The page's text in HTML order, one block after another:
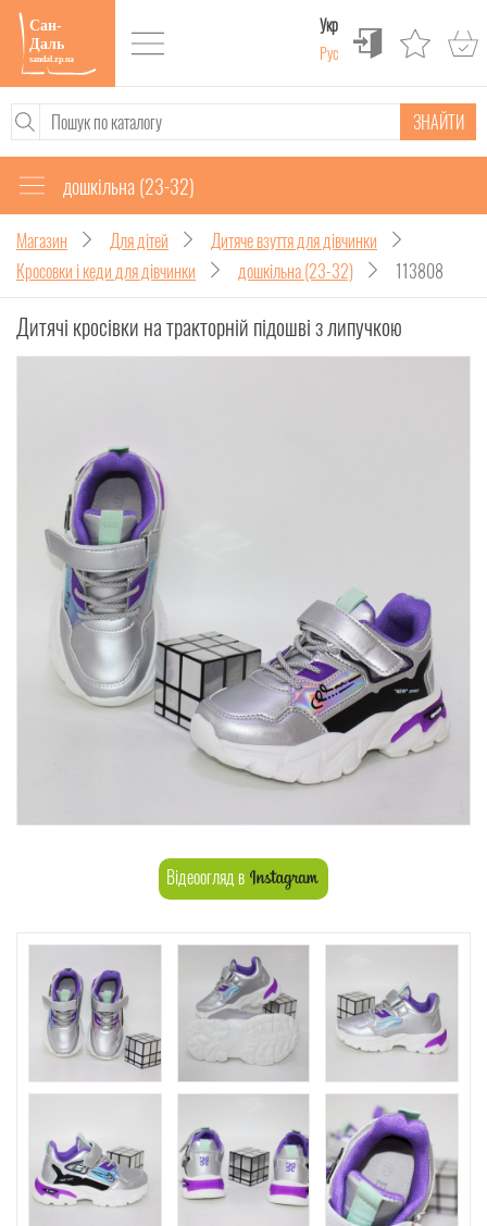
Укр
Рус
ЗНАЙТИ
дошкільна (23-32)
Магазин Для дітей
Дитяче взуття для дівчинки
Кросовки і кеди для дівчинки
дошкільна (23-32) 113808
Дитячі кросівки на тракторній підошві з липучкою
Відеоогляд в